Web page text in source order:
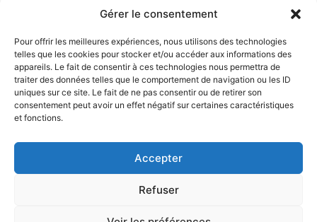
Gérer le consentement
Pour offrir les meilleures expériences, nous utilisons des technologies
telles que les cookies pour stocker et/ou accéder aux informations des
appareils. Le fait de consentir à ces technologies nous permettra de
traiter des données telles que le comportement de navigation ou les ID
uniques sur ce site. Le fait de ne pas consentir ou de retirer son
consentement peut avoir un effet négatif sur certaines caractéristiques
et fonctions.
Accepter
Refuser
À PROPOS
SUIVEZ NOUS